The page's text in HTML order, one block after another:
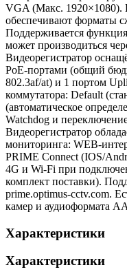
VGA (Макс. 1920×1080).
обеспечивают форматы
Поддерживается
может производиться
Видеорегистратор
PoE-портами (общий
802.3af/at) и 1 портом
коммутатора: Default
(автоматическое
Watchdog и
Видеорегистратор
мониторинга: WEB-
PRIME Connect (IOS/
4G и Wi-Fi при
комплект поставки).
prime.optimus-cctv.com.
камер и аудиоформата
Характеристики
Характеристики